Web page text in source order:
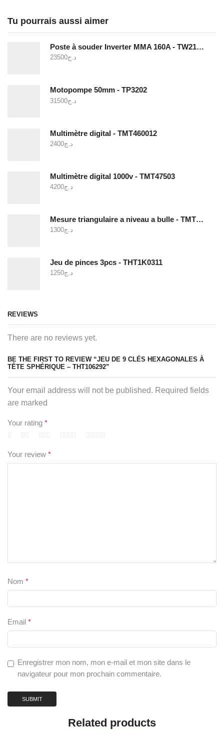
-
Tu pourrais aussi aimer
Poste à souder Inverter MMA 160A - TW21605
د.ج23500
Motopompe 50mm - TP3202
د.ج31500
Multimètre digital - TMT460012
د.ج2400
Multimètre digital 1000v - TMT47503
د.ج4200
Mesure triangulaire a niveau a bulle - TMT646003
د.ج1300
Jeu de pinces 3pcs - THT1K0311
د.ج1250
REVIEWS
There are no reviews yet.
BE THE FIRST TO REVIEW “JEU DE 9 CLÉS HEXAGONALES À
TÊTE SPHÉRIQUE – THT106292”
Your email address will not be published. Required fields
are marked
Your rating *
Your review *
Nom *
Email *
Enregistrer mon nom, mon e-mail et mon site dans le
navigateur pour mon prochain commentaire.
Related products